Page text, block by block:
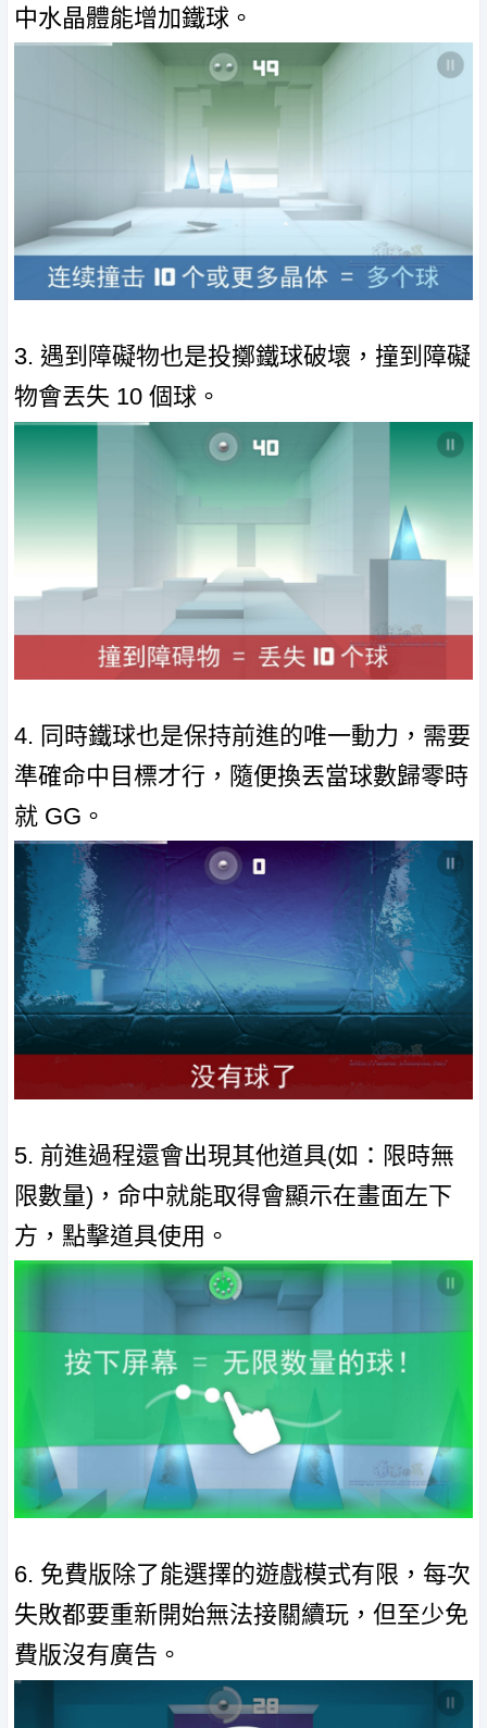
中水晶體能增加鐵球。
3. 遇到障礙物也是投擲鐵球破壞，撞到障礙
物會丟失 10 個球。
4. 同時鐵球也是保持前進的唯一動力，需要
準確命中目標才行，隨便換丟當球數歸零時
就 GG。
5. 前進過程還會出現其他道具(如：限時無
限數量)，命中就能取得會顯示在畫面左下
方，點擊道具使用。
6. 免費版除了能選擇的遊戲模式有限，每次
失敗都要重新開始無法接關續玩，但至少免
費版沒有廣告。